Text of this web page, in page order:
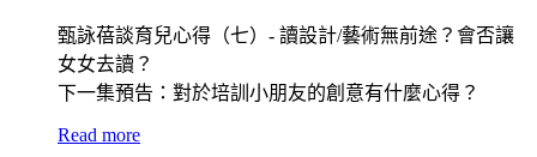
甄詠蓓談育兒心得（七）- 讀設計/藝術無前途？會否讓
女女去讀？
下一集預告：對於培訓小朋友的創意有什麼心得？
Read more